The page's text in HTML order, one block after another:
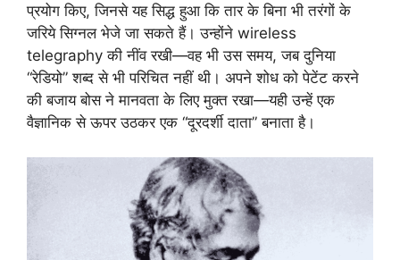
प्रयोग किए, जिनसे यह सिद्ध हुआ कि तार के बिना भी तरंगों के
जरिये सिग्नल भेजे जा सकते हैं। उन्होंने wireless
telegraphy की नींव रखी—वह भी उस समय, जब दुनिया
“रेडियो” शब्द से भी परिचित नहीं थी। अपने शोध को पेटेंट करने
की बजाय बोस ने मानवता के लिए मुक्त रखा—यही उन्हें एक
वैज्ञानिक से ऊपर उठकर एक “दूरदर्शी दाता” बनाता है।